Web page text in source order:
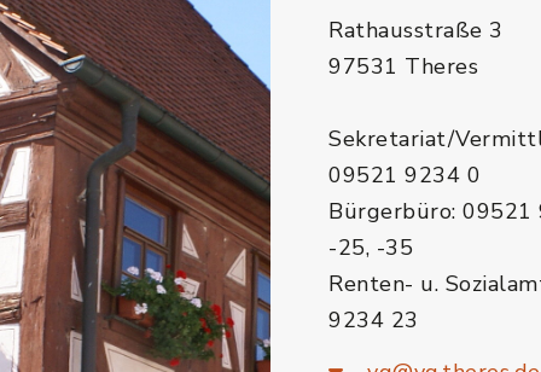
Rathausstraße 3
97531 Theres
Sekretariat/
09521 9234 0
Bürgerbüro: 09521
-25, -35
Renten- u.
9234 23